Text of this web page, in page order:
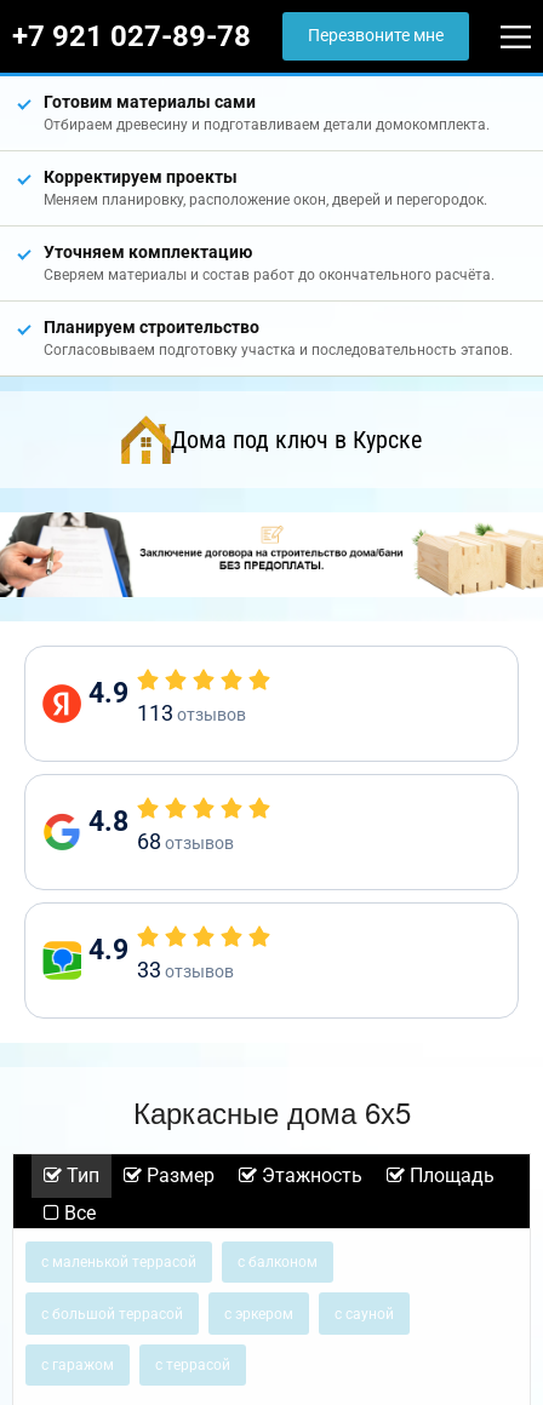
+7 921 027-89-78 Перезвоните мне
Готовим материалы сами
Отбираем древесину и подготавливаем детали домокомплекта.
Корректируем проекты
Меняем планировку, расположение окон, дверей и перегородок.
Уточняем комплектацию
Сверяем материалы и состав работ до окончательного расчёта.
Планируем строительство
Согласовываем подготовку участка и последовательность этапов.
Дома под ключ в Курске
4.9
113 отзывов
4.8
68 отзывов
4.9
33 отзывов
Каркасные дома 6х5
Тип Размер Этажность
Площадь
Все
с маленькой террасой с балконом
с большой террасой с эркером с сауной
с гаражом с террасой